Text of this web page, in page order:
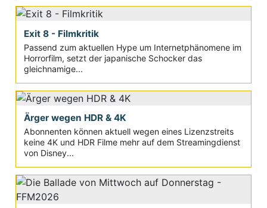
Exit 8 - Filmkritik
Passend zum aktuellen Hype um Internetphänomene im
Horrorfilm, setzt der japanische Schocker das
gleichnamige...
Ärger wegen HDR & 4K
Abonnenten können aktuell wegen eines Lizenzstreits
keine 4K und HDR Filme mehr auf dem Streamingdienst
von Disney...